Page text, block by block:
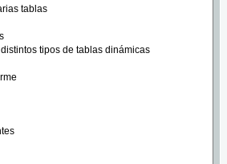
tablas
tipos de tablas dinámicas